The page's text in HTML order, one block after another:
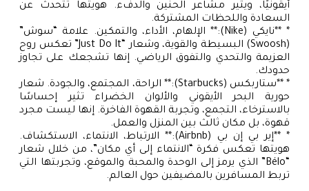
أيقونيًا، ويثير مشاعر الحنين والدفء. هويتها تتحدث عن
السعادة واللحظات المشتركة.
* **نايكي (Nike):** الإلهام، الأداء، والتمكين. علامة “سوش”
(Swoosh) البسيطة والقوية، وشعار “Just Do It” تعكس روح
العزيمة والتحدي والتفوق الرياضي. إنها تشجعك على تجاوز
حدودك.
* **ستاربكس (Starbucks):** الراحة، المجتمع، والجودة. شعار
حورية البحر الأيقوني والألوان الخضراء تثير إحساسًا
بالاسترخاء، التجمع، وتجربة القهوة الفاخرة. إنها ليست مجرد
قهوة، بل مكان ثالث بين المنزل والعمل.
* **إير بي إن بي (Airbnb):** الارتباط، الانتماء، الاستكشاف.
هويتها تعكس فكرة “الانتماء إلى أي مكان”، من خلال شعار
“Bélo” الذي يرمز إلى الوحدة والمحبة والموقع، وتجربتها التي
تربط المسافرين بالمضيفين حول العالم.